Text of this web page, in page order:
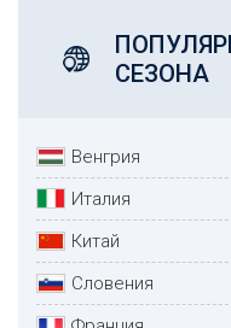
СЕЗОНА
Венгрия
Италия
Китай
Словения